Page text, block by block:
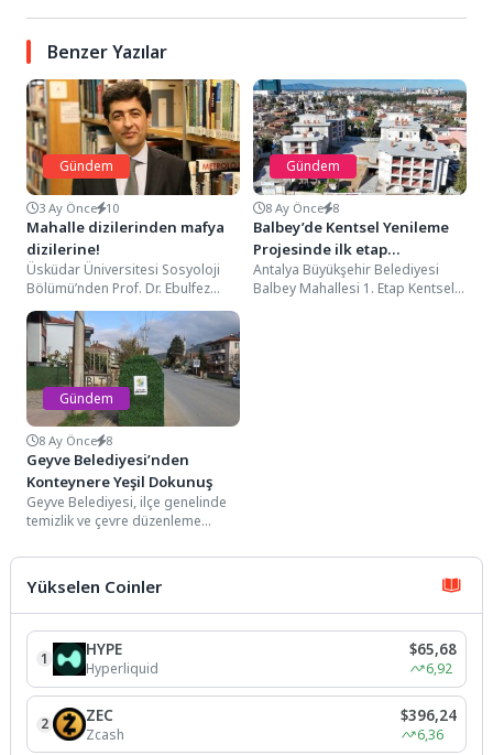
Benzer Yazılar
Gündem
3 Ay Önce 10
Mahalle dizilerinden mafya
dizilerine!
Üsküdar Üniversitesi Sosyoloji
Bölümü’nden Prof. Dr. Ebulfez
Süleymanlı, dizilerdeki dönüşümü
ve izleyici üzerindeki etkilerini
değerlendirdi.Eski...
Gündem
8 Ay Önce 8
Balbey’de Kentsel Yenileme
Projesinde ilk etap
tamamlandı
Antalya Büyükşehir Belediyesi
Balbey Mahallesi 1. Etap Kentsel
Gündem
8 Ay Önce 8
Geyve Belediyesi’nden
Konteynere Yeşil Dokunuş
Geyve Belediyesi, ilçe genelinde
temizlik ve çevre düzenleme
devam ediyor. Son olarak,...
Yükselen Coinler
1 HYPE
Hyperliquid
$65,68
6,92
2 ZEC
Zcash
$396,24
6,36